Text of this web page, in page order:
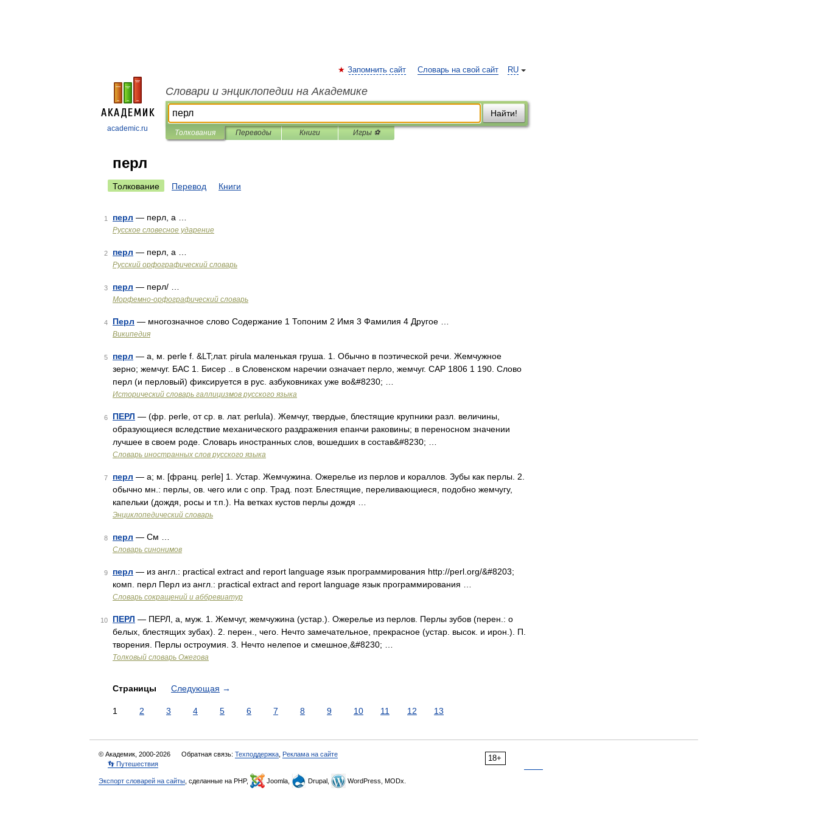
academic.ru
RU
Запомнить сайт Словарь на свой сайт
Словари и энциклопедии на Академике
Найти!
Толкования Переводы Книги Игры ⚽
перл
Толкование Перевод Книги
1 перл — перл, а …
Русское словесное ударение
2 перл — перл, а …
Русский орфографический словарь
3 перл — перл/ …
Морфемно-орфографический словарь
4 Перл — многозначное слово Содержание 1 Топоним 2 Имя 3 Фамилия 4 Другое …
Википедия
5 перл — а, м. perle f. &LT;лат. pirula маленькая груша. 1. Обычно в поэтической речи. Жемчужное
зерно; жемчуг. БАС 1. Бисер .. в Словенском наречии означает перло, жемчуг. САР 1806 1 190. Слово
перл (и перловый) фиксируется в рус. азбуковниках уже во&#8230; …
Исторический словарь галлицизмов русского языка
6 ПЕРЛ — (фр. perle, от ср. в. лат. perlula). Жемчуг, твердые, блестящие крупники разл. величины,
образующиеся вследствие механического раздражения епанчи раковины; в переносном значении
лучшее в своем роде. Словарь иностранных слов, вошедших в состав&#8230; …
Словарь иностранных слов русского языка
7 перл — а; м. [франц. perle] 1. Устар. Жемчужина. Ожерелье из перлов и кораллов. Зубы как перлы. 2.
обычно мн.: перлы, ов. чего или с опр. Трад. поэт. Блестящие, переливающиеся, подобно жемчугу,
капельки (дождя, росы и т.п.). На ветках кустов перлы дождя …
Энциклопедический словарь
8 перл — См …
Словарь синонимов
9 перл — из англ.: practical extract and report language язык программирования http://perl.org/&#8203;
комп. перл Перл из англ.: practical extract and report language язык программирования …
Словарь сокращений и аббревиатур
10 ПЕРЛ — ПЕРЛ, а, муж. 1. Жемчуг, жемчужина (устар.). Ожерелье из перлов. Перлы зубов (перен.: о
белых, блестящих зубах). 2. перен., чего. Нечто замечательное, прекрасное (устар. высок. и ирон.). П.
творения. Перлы остроумия. 3. Нечто нелепое и смешное,&#8230; …
Толковый словарь Ожегова
Страницы Следующая →
1 2 3 4 5 6 7 8 9 10 11 12 13
18+
© Академик, 2000-2026 Обратная связь: Техподдержка Реклама на сайте
👣 Путешествия
Экспорт словарей на сайты , сделанные на PHP, Joomla, Drupal, WordPress, MODx.